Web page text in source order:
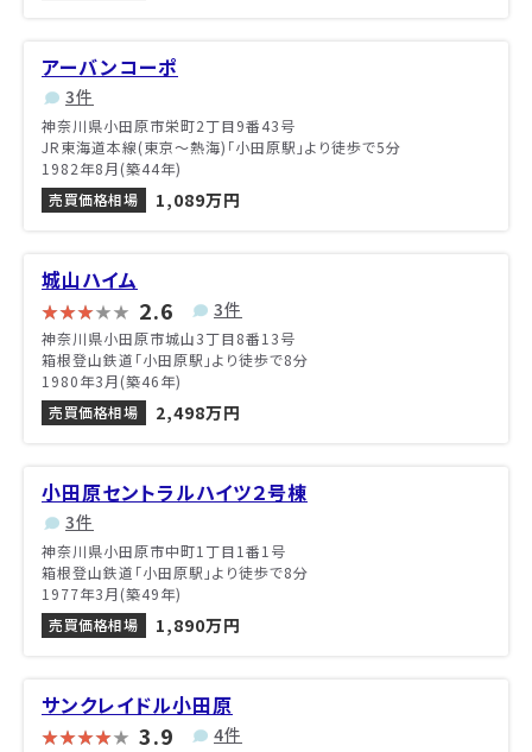
アーバンコーポ
3件
神奈川県小田原市栄町2丁目9番43号
JR東海道本線(東京～熱海)「小田原駅」より徒歩で5分
1982年8月(築44年)
売買価格相場
1,089万円
城山ハイム
2.6 3件
神奈川県小田原市城山3丁目8番13号
箱根登山鉄道「小田原駅」より徒歩で8分
1980年3月(築46年)
売買価格相場
2,498万円
小田原セントラルハイツ２号棟
3件
神奈川県小田原市中町1丁目1番1号
箱根登山鉄道「小田原駅」より徒歩で8分
1977年3月(築49年)
売買価格相場
1,890万円
サンクレイドル小田原
3.9 4件